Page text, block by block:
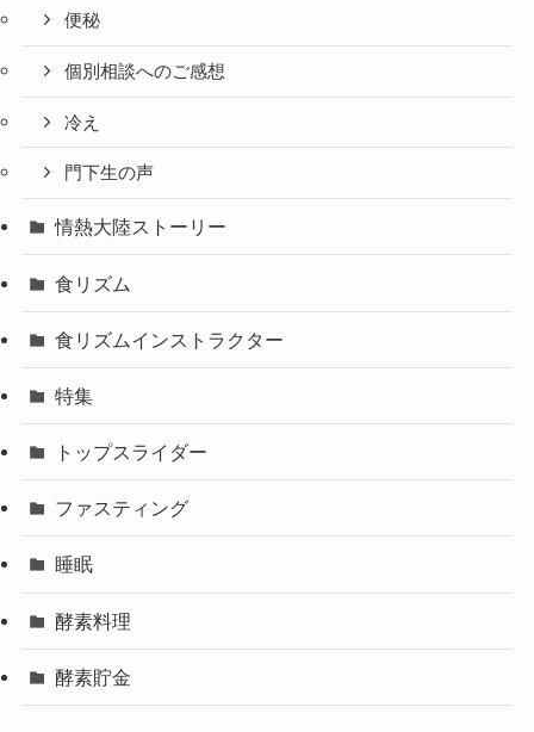
便秘
個別相談へのご感想
冷え
門下生の声
情熱大陸ストーリー
食リズム
食リズムインストラクター
特集
トップスライダー
ファスティング
睡眠
酵素料理
酵素貯金